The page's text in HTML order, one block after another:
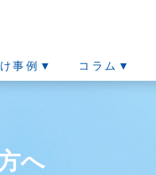
事例▼ コラム▼
へ